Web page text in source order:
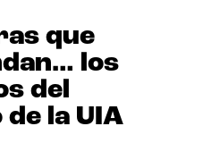
que
los
del
la UIA